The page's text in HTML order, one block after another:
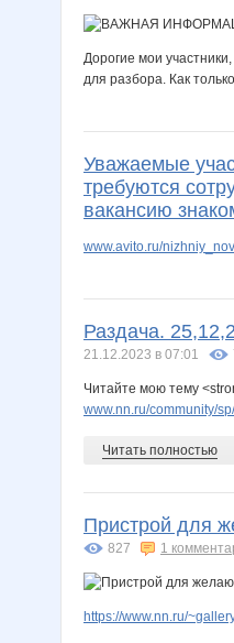
Дорогие мои
для разбора. Как
Уважаемые
требуются
вакансию
www.avito.ru/
Раздача.
21.12.2023 в 07:01
Читайте мою тему
www.nn.ru/community/
Читать полностью
Пристрой для
827 1
https://www.nn.ru/